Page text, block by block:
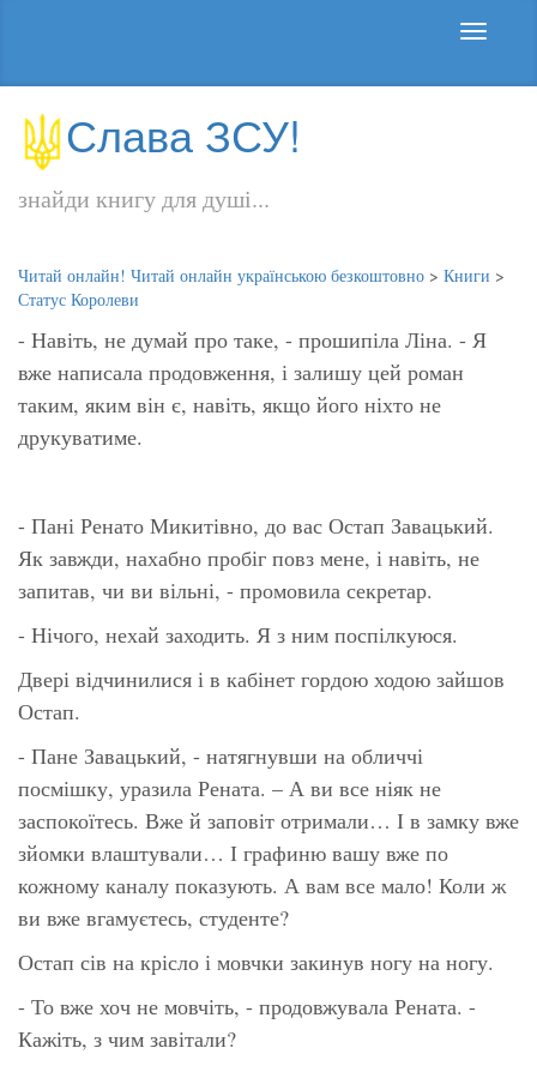
Слава ЗСУ!
знайди книгу для душі...
Читай онлайн! Читай онлайн українською безкоштовно > Книги >
Статус Королеви
- Навіть, не думай про таке, - прошипіла Ліна. - Я
вже написала продовження, і залишу цей роман
таким, яким він є, навіть, якщо його ніхто не
друкуватиме.
- Пані Ренато Микитівно, до вас Остап Завацький.
Як завжди, нахабно пробіг повз мене, і навіть, не
запитав, чи ви вільні, - промовила секретар.
- Нічого, нехай заходить. Я з ним поспілкуюся.
Двері відчинилися і в кабінет гордою ходою зайшов
Остап.
- Пане Завацький, - натягнувши на обличчі
посмішку, уразила Рената. – А ви все ніяк не
заспокоїтесь. Вже й заповіт отримали… І в замку вже
зйомки влаштували… І графиню вашу вже по
кожному каналу показують. А вам все мало! Коли ж
ви вже вгамуєтесь, студенте?
Остап сів на крісло і мовчки закинув ногу на ногу.
- То вже хоч не мовчіть, - продовжувала Рената. -
Кажіть, з чим завітали?